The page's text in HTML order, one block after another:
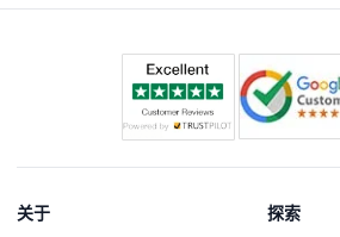
关于 探索